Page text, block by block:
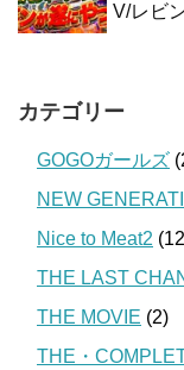
V/レビ
カテゴリー
GOGOガールズ
NEW
Nice to Meat2
THE LAST
THE MOVIE (2)
THE・